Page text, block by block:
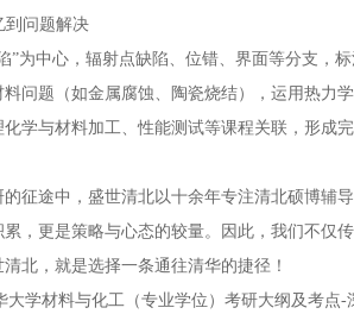
到问题解决
”为中心，辐射点缺陷、位错、界面等分支，
问题（如金属腐蚀、陶瓷烧结），运用热力
学与材料加工、性能测试等课程关联，形成
征途中，盛世清北以十余年专注清北硕博辅
，更是策略与心态的较量。因此，我们不仅
北，就是选择一条通往清华的捷径！
大学材料与化工（专业学位）考研大纲及考